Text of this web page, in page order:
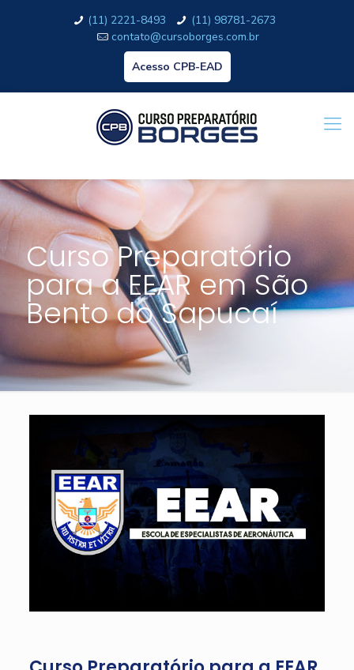
(11) 2221-8493
(11) 98781-2673
contato@cursoborges.com.br
Acesso CPB-EAD
Curso Preparatório
para a EEAR em São
Bento do Sapucaí